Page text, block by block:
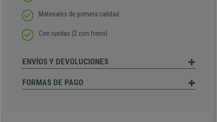
Materiales de primera calidad
Con ruedas (2 con freno)
ENVÍOS Y DEVOLUCIONES
FORMAS DE PAGO